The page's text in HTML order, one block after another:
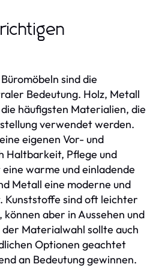
sind die
Bedeutung. Holz, Metall
häufigsten Materialien, die
verwendet werden.
eigenen Vor- und
Haltbarkeit, Pflege und
warme und einladende
Metall eine moderne und
Kunststoffe sind oft leichter
aber in Aussehen und
Materialwahl sollte auch
Optionen geachtet
an Bedeutung gewinnen.